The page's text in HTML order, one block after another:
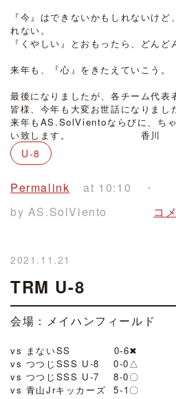
『今』はできないかもしれないけ
れない。
『くやしい』とおもったら、どんど
来年も、『心』をきたえていこう。
最後になりましたが、各チーム代表
皆様、今年も大変お世話になりまし
来年もAS.SolVientoならびに、ち
い致します。 香川
U-8
Permalink
by AS.SolViento
at 10:10
コ
2021.11.21
TRM U-8
会場：メイハンフィールド
vs まないSS 0-6✖
vs つつじSSS U-8 0-0△
vs つつじSSS U-7 8-0〇
vs 青山Jrキッカーズ 5-1〇